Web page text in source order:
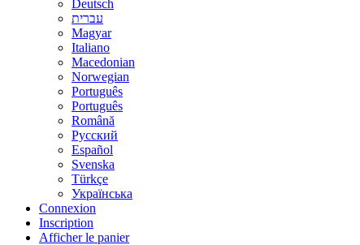
Deutsch
עברית
Magyar
Italiano
Macedonian
Norwegian
Português
Português
Română
Русский
Español
Svenska
Türkçe
Українська
Connexion
Inscription
Afficher le panier